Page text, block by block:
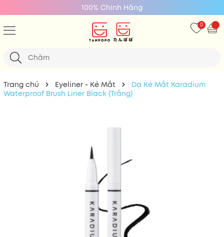
100% Chính Hãng
0
Trang chủ Eyeliner - Kẻ Mắt
Dạ Kẻ Mắt Karadium
Waterproof Brush Liner Black (Trắng)